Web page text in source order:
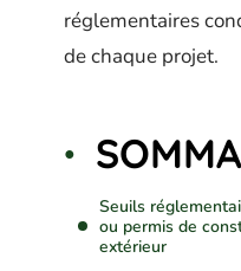
réglementaires
de chaque projet.
Seuils
ou permis de
extérieur